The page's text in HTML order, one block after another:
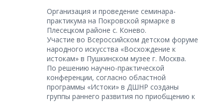
Организация и проведение семинара-
практикума на Покровской ярмарке в
Плесецком районе с. Конево.
Участие во Всероссийском детском форуме
народного искусства «Восхождение к
истокам» в Пушкинском музее г. Москва.
По решению научно-практической
конференции, согласно областной
программы «Истоки» в ДШНР созданы
группы раннего развития по приобщению к